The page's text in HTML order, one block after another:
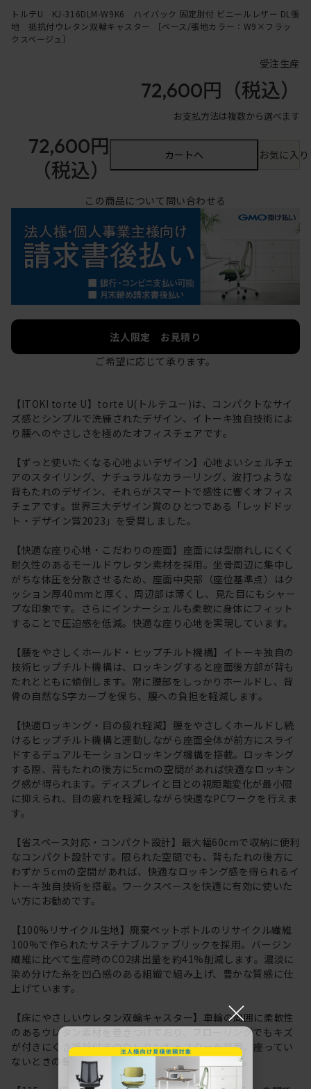
トルテU KJ-316DLM-W9K6 ハイバック 固定肘付 ビニールレザー DL張
地 抵抗付ウレタン双輪キャスター ［ベース/張地カラー：W9×フラッ
クスベージュ］
受注生産
72,600円 （税込）
お支払方法は複数から選べます
72,600円
（税込）
カートへ お気に入
この商品について問い合わせる
法人限定 お見積り
ご希望に応じて承ります。
【ITOKI torte U】torte U(トルテユー)は、コンパクトなサイ
ズ感とシンプルで洗練されたデザイン、イトーキ独自技術によ
り腰へのやさしさを極めたオフィスチェアです。
【ずっと使いたくなる心地よいデザイン】心地よいシェルチェ
アのスタイリング、ナチュラルなカラーリング、波打つような
背もたれのデザイン、それらがスマートで感性に響くオフィス
チェアです。世界三大デザイン賞のひとつである「レッドドッ
ト・デザイン賞2023」を受賞しました。
【快適な座り心地・こだわりの座面】座面には型崩れしにくく
耐久性のあるモールドウレタン素材を採用。坐骨周辺に集中し
がちな体圧を分散させるため、座面中央部（座位基準点）はク
ッション厚40mmと厚く、周辺部は薄くし、見た目にもシャー
プな印象です。さらにインナーシェルも柔軟に身体にフィット
することで圧迫感を低減。快適な座り心地を実現しています。
【腰をやさしくホールド・ヒップチルト機構】イトーキ独自の
技術ヒップチルト機構は、ロッキングすると座面後方部が背も
たれとともに傾倒します。常に腰部をしっかりホールドし、背
骨の自然なS字カーブを保ち、腰への負担を軽減します。
【快適ロッキング・目の疲れ軽減】腰をやさしくホールドし続
けるヒップチルト機構と連動しながら座面全体が前方にスライ
ドするデュアルモーションロッキング機構を搭載。ロッキング
する際、背もたれの後方に5cmの空間があれば快適なロッキン
グ感が得られます。ディスプレイと目との視距離変化が最小限
に抑えられ、目の疲れを軽減しながら快適なPCワークを行えま
す。
【省スペース対応・コンパクト設計】最大幅60cmで収納に便利
なコンパクト設計です。限られた空間でも、背もたれの後方に
わずか５cmの空間があれば、快適なロッキング感を得られるイ
トーキ独自技術を搭載。ワークスペースを快適に有効に使いた
い方にお勧めです。
【100%リサイクル生地】廃棄ペットボトルのリサイクル繊維
100%で作られたサステナブルファブリックを採用。バージン
繊維に比べて生産時のCO2排出量を約41%削減します。濃淡に
染め分けた糸を凹凸感のある組織で組み上げ、豊かな質感に仕
上げています。
【床にやさしいウレタン双輪キャスター】車輪の周囲に柔軟性
のあるウレタン素材を巻きつけており、フローリングでもキズ
が付きにくき抵抗付きのウレタンキャスターを採用。座ってい
ないときの転がりを防ぐ安全機能も採用しています。
×